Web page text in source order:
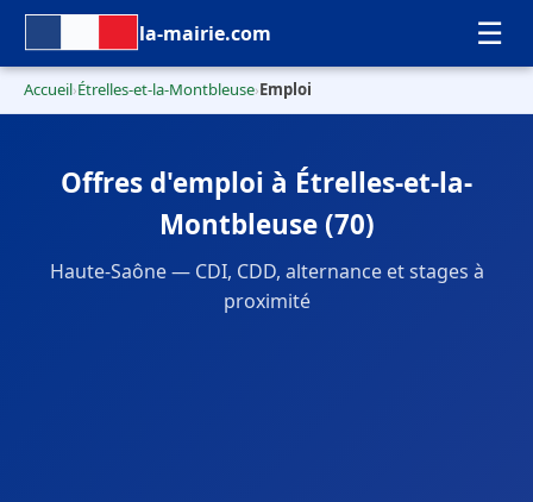
la-mairie.com ☰
Accueil›Étrelles-et-la-Montbleuse›Emploi
Offres d'emploi à Étrelles-et-la-
Montbleuse (70)
Haute-Saône — CDI, CDD, alternance et stages à
proximité